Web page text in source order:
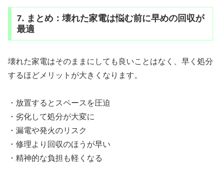
7. まとめ：壊れた家電は悩む前に早めの回収が
最適
壊れた家電はそのままにしても良いことはなく、早く処分
するほどメリットが大きくなります。
・放置するとスペースを圧迫
・劣化して処分が大変に
・漏電や発火のリスク
・修理より回収のほうが早い
・精神的な負担も軽くなる